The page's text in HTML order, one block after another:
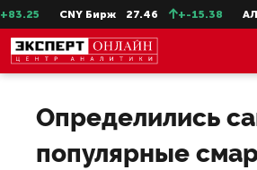
CNY Бирж 27.46 +-15.38
Определились
популярные